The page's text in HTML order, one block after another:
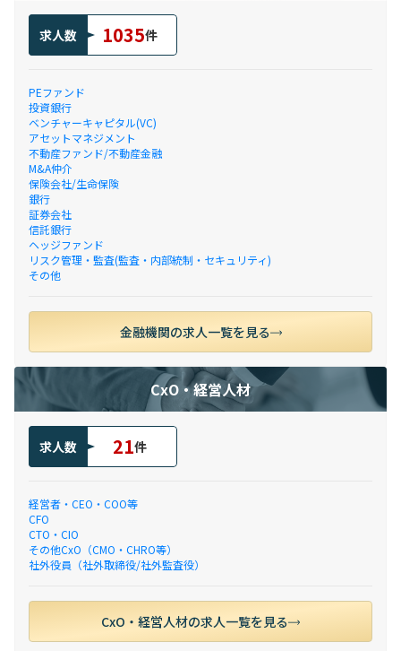
求人数 1035件
PEファンド
投資銀行
ベンチャーキャピタル(VC)
アセットマネジメント
不動産ファンド/不動産金融
M&A仲介
保険会社/生命保険
銀行
証券会社
信託銀行
ヘッジファンド
リスク管理・監査(監査・内部統制・セキュリティ)
その他
金融機関の求人一覧を見る
CxO・経営人材
求人数 21件
経営者・CEO・COO等
CFO
CTO・CIO
その他CxO（CMO・CHRO等）
社外役員（社外取締役/社外監査役）
CxO・経営人材の求人一覧を見る